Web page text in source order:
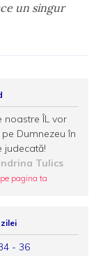
un singur
noastre ÎL vor
Dumnezeu în
judecată!
Tulics
pagina ta
- 36